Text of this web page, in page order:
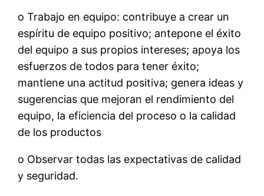
o Trabajo en equipo: contribuye a crear un
espíritu de equipo positivo; antepone el éxito
del equipo a sus propios intereses; apoya los
esfuerzos de todos para tener éxito;
mantiene una actitud positiva; genera ideas y
sugerencias que mejoran el rendimiento del
equipo, la eficiencia del proceso o la calidad
de los productos
o Observar todas las expectativas de calidad
y seguridad.